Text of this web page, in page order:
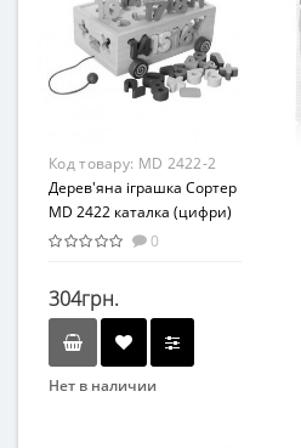
Возраст
От 3-х лет
Возрастная группа
Дерево
Код товару: MD 2422-2
Дерев'яна іграшка Сортер
MD 2422 каталка (цифри)
0
304грн.
Нет в наличии